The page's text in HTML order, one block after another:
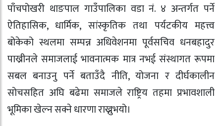
पाँचपोखरी थाङपाल गाउँपालिका वडा नं. ४ अन्तर्गत पर्ने
ऐतिहासिक, धार्मिक, सांस्कृतिक तथा पर्यटकीय महत्त्व
बोकेको स्थलमा सम्पन्न अधिवेशनमा पूर्वसचिव धनबहादुर
पाख्रीनले समाजलाई भावनात्मक मात्र नभई संस्थागत रूपमा
सबल बनाउनु पर्ने बताउँदै नीति, योजना र दीर्घकालीन
सोचसहित अघि बढेमा समाजले राष्ट्रिय तहमा प्रभावशाली
भूमिका खेल्न सक्ने धारणा राख्नुभयो।